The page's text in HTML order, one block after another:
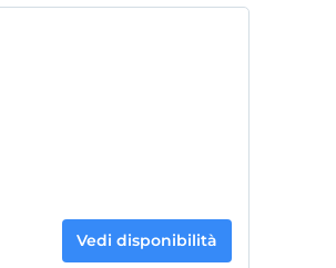
Vedi disponibilità